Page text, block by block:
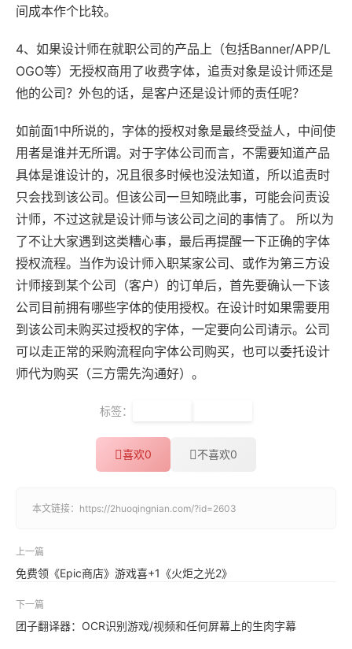
间成本作个比较。
4、如果设计师在就职公司的产品上（包括Banner/APP/L
OGO等）无授权商用了收费字体，追责对象是设计师还是
他的公司？外包的话，是客户还是设计师的责任呢？
如前面1中所说的，字体的授权对象是最终受益人，中间使
用者是谁并无所谓。对于字体公司而言，不需要知道产品
具体是谁设计的，况且很多时候也没法知道，所以追责时
只会找到该公司。但该公司一旦知晓此事，可能会问责设
计师，不过这就是设计师与该公司之间的事情了。 所以为
了不让大家遇到这类糟心事，最后再提醒一下正确的字体
授权流程。当作为设计师入职某家公司、或作为第三方设
计师接到某个公司（客户）的订单后，首先要确认一下该
公司目前拥有哪些字体的使用授权。在设计时如果需要用
到该公司未购买过授权的字体，一定要向公司请示。公司
可以走正常的采购流程向字体公司购买，也可以委托设计
师代为购买（三方需先沟通好）。
标签：
喜欢0 不喜欢0
本文链接： https://2huoqingnian.com/?id=2603
上一篇
免费领《Epic商店》游戏喜+1《火炬之光2》
下一篇
团子翻译器：OCR识别游戏/视频和任何屏幕上的生肉字幕